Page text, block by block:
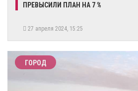
ПРЕВЫСИЛИ ПЛАН НА 7 %
27 апреля 2024, 15:25
ГОРОД